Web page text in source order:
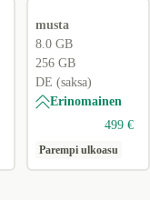
musta
8.0 GB
256 GB
DE (saksa)
Erinomainen
499 €
Parempi ulkoasu